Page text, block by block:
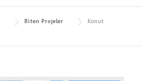
Biten Projeler
Konut